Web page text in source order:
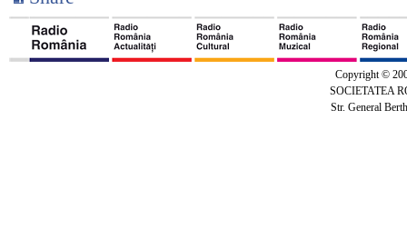
Copyright ©
SOCIETATEA
Str. General